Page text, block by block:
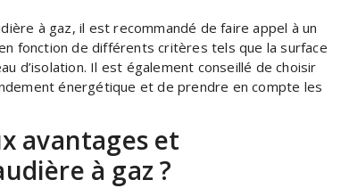
à gaz, il est recommandé de faire appel à un
fonction de différents critères tels que la surface
d’isolation. Il est également conseillé de choisir
énergétique et de prendre en compte les
avantages et
à gaz ?